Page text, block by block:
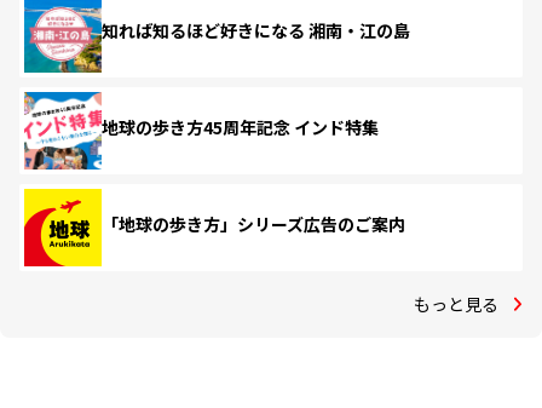
知れば知るほど好きになる 湘南・江の島
地球の歩き方45周年記念 インド特集
「地球の歩き方」シリーズ広告のご案内
もっと見る